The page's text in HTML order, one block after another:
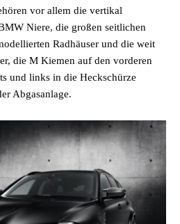
vor allem die vertikal
Niere, die großen seitlichen
Radhäuser und die weit
die M Kiemen auf den vorderen
und links in die Heckschürze
Abgasanlage.